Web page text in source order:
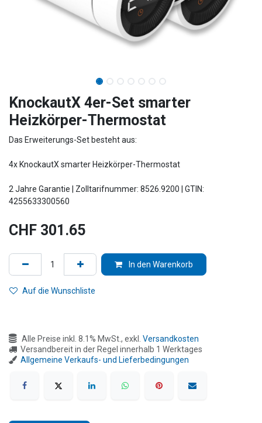
​​​​​​​​​​​​KnockautX 4er-Set smarter
Heizkörper-Thermostat
Das Erweiterungs-Set besteht aus:
4x KnockautX smarter Heizkörper-Thermostat
2 Jahre Garantie | Zolltarifnummer: 8526.9200 | GTIN:
4255633300560
CHF 301.65
In den Warenkorb
Auf die Wunschliste
Alle Preise inkl. 8.1% MwSt., exkl. Versandkosten
Versandbereit in der Regel innerhalb 1 Werktages
Allgemeine Verkaufs- und Lieferbedingungen